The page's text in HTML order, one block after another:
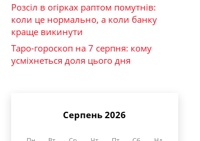
Розсіл в огірках раптом помутнів:
коли це нормально, а коли банку
краще викинути
Таро-гороскоп на 7 серпня: кому
усміхнеться доля цього дня
Серпень 2026